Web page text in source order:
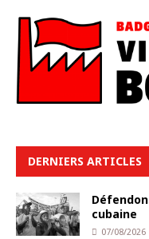
DERNIERS ARTICLES
cubaine
07/08/2026